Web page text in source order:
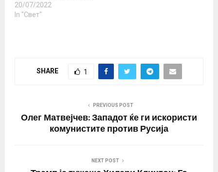
вањето во широката
коалиција на власт е
мафијата подалеку од
20/07/2022
In "Свет"
SHARE 1
PREVIOUS POST
Олег Матвејчев: Западот ќе ги искористи
комунистите против Русија
NEXT POST